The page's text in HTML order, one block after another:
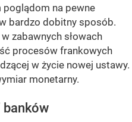
poglądom na pewne
bardzo dobitny sposób.
zabawnych słowach
procesów frankowych
w życie nowej ustawy.
monetarny.
banków